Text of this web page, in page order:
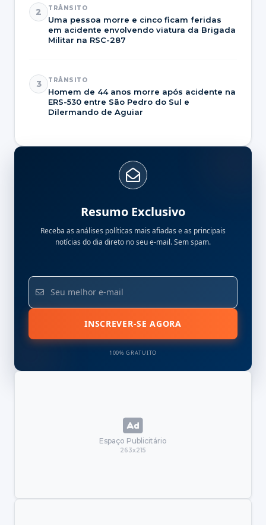
2 TRÂNSITO
Uma pessoa morre e cinco ficam feridas
em acidente envolvendo viatura da Brigada
Militar na RSC-287
3 TRÂNSITO
Homem de 44 anos morre após acidente na
ERS-530 entre São Pedro do Sul e
Dilermando de Aguiar
Resumo Exclusivo
Receba as análises políticas mais afiadas e as principais
notícias do dia direto no seu e-mail. Sem spam.
INSCREVER-SE AGORA
100% GRATUITO
Espaço Publicitário
263x215